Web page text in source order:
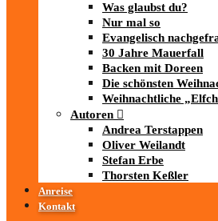
Was glaubst du?
Nur mal so
Evangelisch
30 Jahre Mauerfall
Backen mit Doreen
Die schönsten
Weihnachtliche
Autoren
Andrea Terstappen
Oliver Weilandt
Stefan Erbe
Thorsten Keßler
Anreise
Kontakt